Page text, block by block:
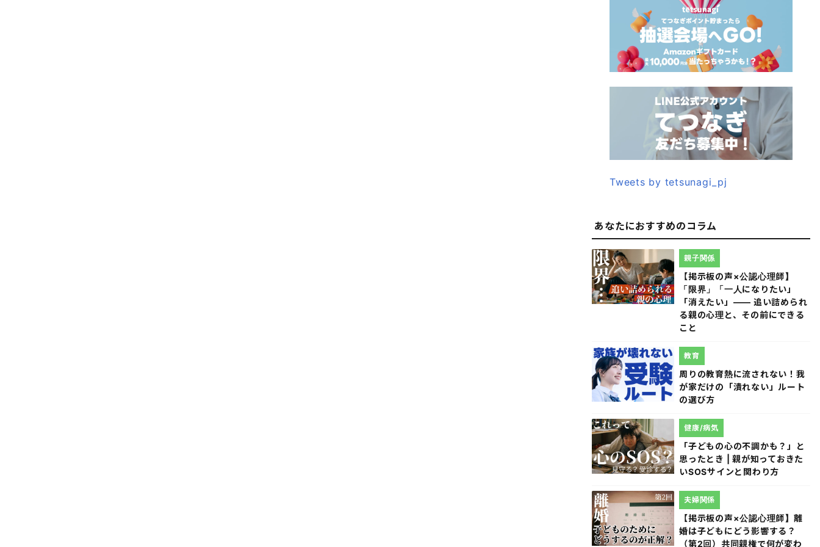
Tweets by tetsunagi_pj
あなたにおすすめのコラム
【掲示板の声×公認心理師】
「限界」「一人になりたい」
「消えたい」―― 追い詰められ
る親の心理と、その前にできる
こと
親子関係
周りの教育熱に流されない！我
が家だけの「潰れない」ルート
の選び方
教育
「子どもの心の不調かも？」と
思ったとき | 親が知っておきた
いSOSサインと関わり方
健康/病気
【掲示板の声×公認心理師】離
婚は子どもにどう影響する？
（第2回）共同親権で何が変わ
夫婦関係